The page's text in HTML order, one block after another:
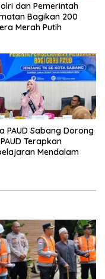
dan Pemerintah
Bagikan 200
Merah Putih
PAUD Sabang Dorong
Terapkan
Mendalam